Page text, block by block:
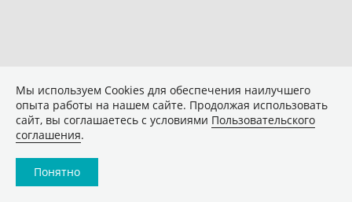
Мы используем Сookies для обеспечения наилучшего
опыта работы на нашем сайте. Продолжая использовать
сайт, вы соглашаетесь с условиями Пользовательского
соглашения.
Понятно